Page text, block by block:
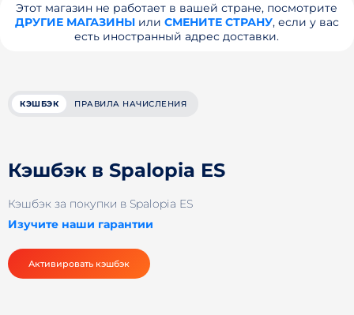
Этот магазин не работает в вашей стране, посмотрите
ДРУГИЕ МАГАЗИНЫили СМЕНИТЕ СТРАНУ, если у вас
есть иностранный адрес доставки.
КЭШБЭК ПРАВИЛА НАЧИСЛЕНИЯ
Кэшбэк в Spalopia ES
Кэшбэк за покупки в Spalopia ES
Изучите наши гарантии
Активировать кэшбэк